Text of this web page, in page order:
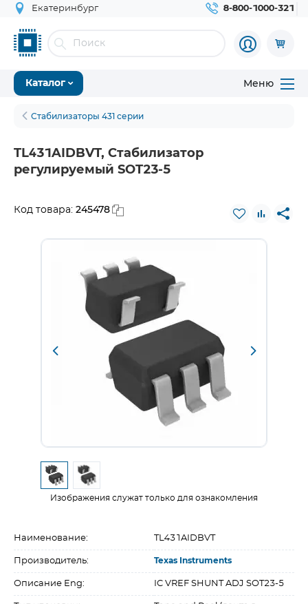
Екатеринбург 8-800-1000-321
Каталог Меню
Стабилизаторы 431 серии
TL431AIDBVT, Стабилизатор
регулируемый SOT23-5
Код товара: 245478
Изображения служат только для ознакомления
Наименование: TL431AIDBVT
Производитель: Texas Instruments
Описание Eng: IC VREF SHUNT ADJ SOT23-5